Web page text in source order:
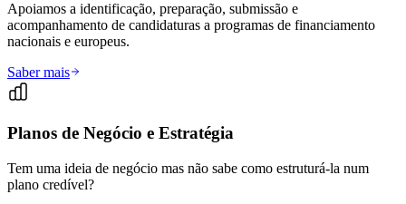
Apoiamos a identificação, preparação, submissão e
acompanhamento de candidaturas a programas de financiamento
nacionais e europeus.
Saber mais
Planos de Negócio e Estratégia
Tem uma ideia de negócio mas não sabe como estruturá-la num
plano credível?